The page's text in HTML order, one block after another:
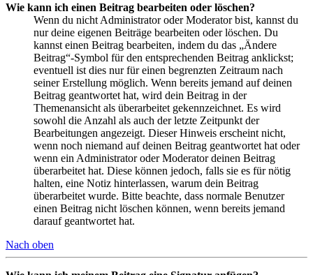
Wie kann ich einen Beitrag bearbeiten oder löschen?
Wenn du nicht Administrator oder Moderator bist, kannst du
nur deine eigenen Beiträge bearbeiten oder löschen. Du
kannst einen Beitrag bearbeiten, indem du das „Ändere
Beitrag“-Symbol für den entsprechenden Beitrag anklickst;
eventuell ist dies nur für einen begrenzten Zeitraum nach
seiner Erstellung möglich. Wenn bereits jemand auf deinen
Beitrag geantwortet hat, wird dein Beitrag in der
Themenansicht als überarbeitet gekennzeichnet. Es wird
sowohl die Anzahl als auch der letzte Zeitpunkt der
Bearbeitungen angezeigt. Dieser Hinweis erscheint nicht,
wenn noch niemand auf deinen Beitrag geantwortet hat oder
wenn ein Administrator oder Moderator deinen Beitrag
überarbeitet hat. Diese können jedoch, falls sie es für nötig
halten, eine Notiz hinterlassen, warum dein Beitrag
überarbeitet wurde. Bitte beachte, dass normale Benutzer
einen Beitrag nicht löschen können, wenn bereits jemand
darauf geantwortet hat.
Nach oben